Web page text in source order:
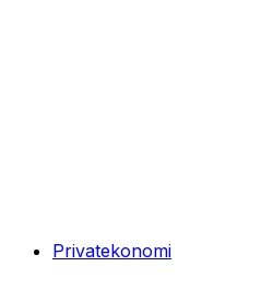
Privatekonomi